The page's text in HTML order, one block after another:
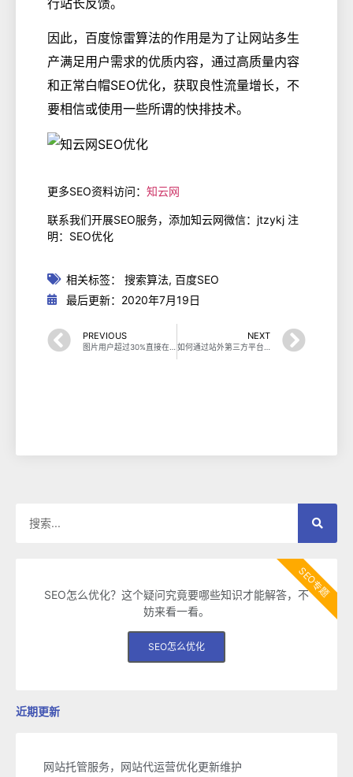
因此，百度惊雷算法的作用是为了让网站多生
产满足用户需求的优质内容，通过高质量内容
和正常白帽SEO优化，获取良性流量增长，不
要相信或使用一些所谓的快排技术。
更多SEO资料访问： 知云网
联系我们开展SEO服务，添加知云网微信：jtzykj 注
明：SEO优化
相关标签： 搜索算法, 百度SEO
最后更新：2020年7月19日
PREVIOUS
图片用户超过30%直接在搜索引擎获取图片
NEXT
如何通过站外第三方平台优化带给网站流量
SEO怎么优化？这个疑问究竟要哪些知识才能解答，不
妨来看一看。
SEO怎么优化
SEO专题
近期更新
网站托管服务，网站代运营优化更新维护